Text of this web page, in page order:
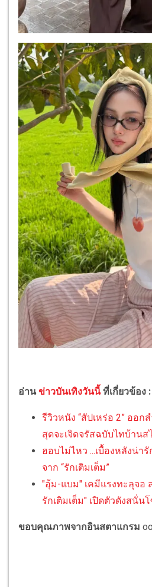
อ่านข่าวบันเทิงวันนี้ ที่เกี่ยวข้อง :
รีวิวหนัง “สัปเหร่อ 2” ออ
สุดจะเจิดจรัสฉบับไทบ้านส
ฮอบไม่ไหว ...เบื้องหลังน่า
จาก “รักเติมเต็ม”
"อุ้ม-แบม" เคมีแรงทะลุจอ
รักเติมเต็ม" เปิดตัวดังสนั่น
ขอบคุณภาพจากอินสตาแกรม